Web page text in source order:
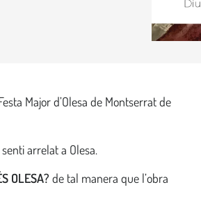
Major d’Olesa de Montserrat de
arrelat a Olesa.
OLESA? de tal manera que l’obra